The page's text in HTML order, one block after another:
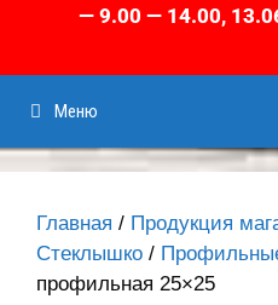
— 9.00 — 14.00,
Меню
Главная / Продукция
Стеклышко /
профильная 25×25